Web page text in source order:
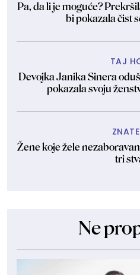
Pa, da li je moguće?
bi pokazala čist
TAJ
Devojka Janika Sinera
pokazala svoju
Žene koje žele
tri
Ne